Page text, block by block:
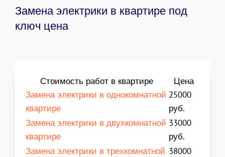
Замена электрики в квартире под
ключ цена
Стоимость работ в квартире Цена
Замена электрики в однокомнатной
квартире
25000
руб.
Замена электрики в двухкомнатной
квартире
33000
руб.
Замена электрики в трехкомнатной 38000